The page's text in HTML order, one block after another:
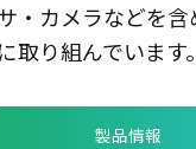
・カメラなどを
取り組んでいます。
製品情報